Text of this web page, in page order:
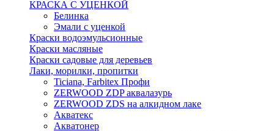
КРАСКА С УЦЕНКОЙ
Белинка
Эмали с уценкой
Краски водоэмульсионные
Краски масляные
Краски садовые для деревьев
Лаки, морилки, пропитки
Ticiana, Farbitex Профи
ZERWOOD ZDP аквалазурь
ZERWOOD ZDS на алкидном лаке
Акватекс
Акватонер